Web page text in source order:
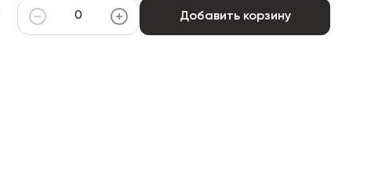
Добавить корзину